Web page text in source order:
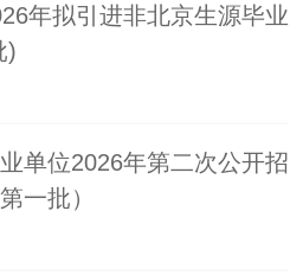
年拟引进非北京生源毕业
)
单位2026年第二次公开招
一批）